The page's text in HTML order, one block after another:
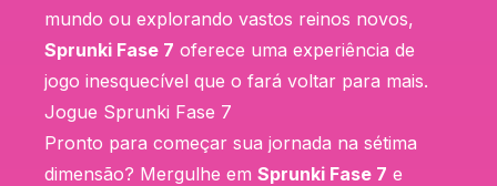
mundo ou explorando vastos reinos novos,
Sprunki Fase 7 oferece uma experiência de
jogo inesquecível que o fará voltar para mais.
Jogue Sprunki Fase 7
Pronto para começar sua jornada na sétima
dimensão? Mergulhe em Sprunki Fase 7 e